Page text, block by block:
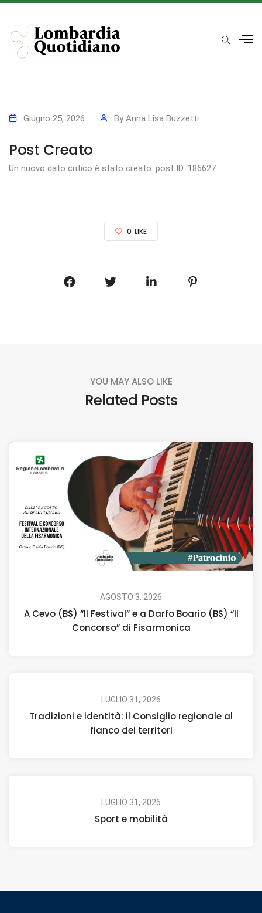
Giugno 25, 2026 By Anna Lisa Buzzetti
Post Creato
Un nuovo dato critico è stato creato: post ID: 186627
0 LIKE
YOU MAY ALSO LIKE
Related Posts
AGOSTO 3, 2026
A Cevo (BS) “Il Festival” e a Darfo Boario (BS) “Il
Concorso” di Fisarmonica
LUGLIO 31, 2026
Tradizioni e identità: il Consiglio regionale al
fianco dei territori
LUGLIO 31, 2026
Sport e mobilità